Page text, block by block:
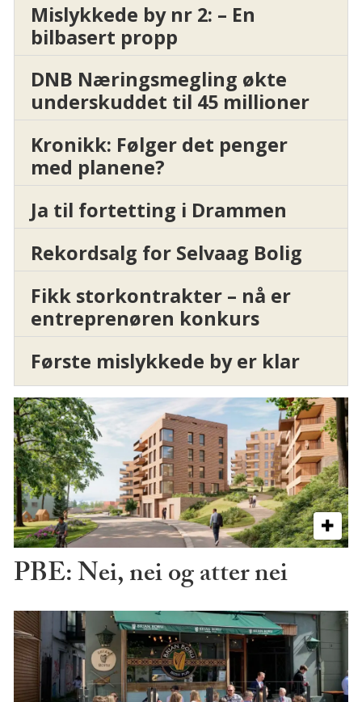
Mislykkede by nr 2: – En
bilbasert propp
DNB Næringsmegling økte
underskuddet til 45 millioner
Kronikk: Følger det penger
med planene?
Ja til fortetting i Drammen
Rekordsalg for Selvaag Bolig
Fikk storkontrakter – nå er
entreprenøren konkurs
Første mislykkede by er klar
PBE: Nei, nei og atter nei